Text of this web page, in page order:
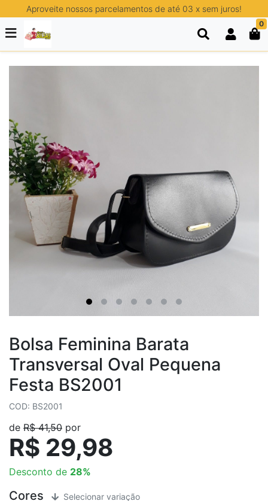
Aproveite nossos parcelamentos de até 03 x sem juros!
0
Bolsa Feminina Barata
Transversal Oval Pequena
Festa BS2001
COD: BS2001
de R$ 41,50 por
R$ 29,98
Desconto de 28%
Cores Selecionar variação